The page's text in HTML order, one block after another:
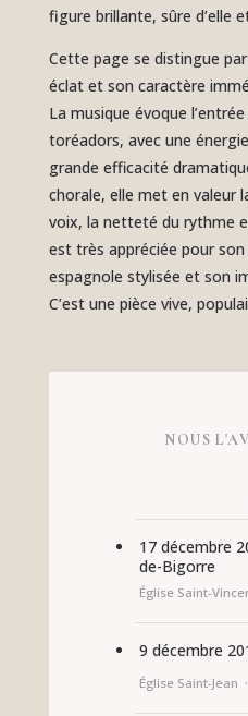
figure brillante, sûre d’elle
Cette page se distingue
éclat et son caractère
La musique évoque
toréadors, avec une
grande efficacité
chorale, elle met en valeur
voix, la netteté du rythme
est très appréciée pour
espagnole stylisée et son
C’est une pièce vive,
NOUS
17 décembre
de-Bigorre
Église Saint-
9 décembre
Église Saint-Jean